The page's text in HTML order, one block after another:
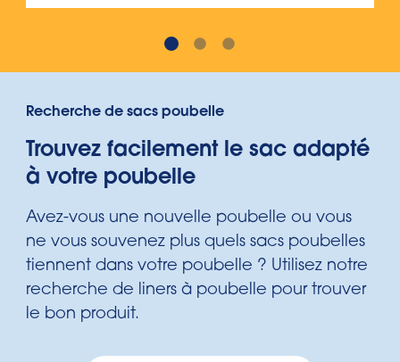
Recherche de sacs poubelle
Trouvez facilement le sac adapté
à votre poubelle
Avez-vous une nouvelle poubelle ou vous
ne vous souvenez plus quels sacs poubelles
tiennent dans votre poubelle ? Utilisez notre
recherche de liners à poubelle pour trouver
le bon produit.